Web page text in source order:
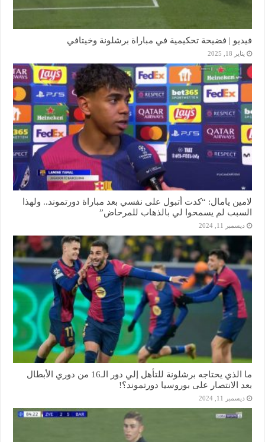
فيديو | فضيحة تحكيمية في مباراة برشلونة وخيتافي
يناير 18, 2025
لامين يامال: “كدت أتبول على نفسي بعد مباراة دورتموند.. ولهذا
السبب لم يسمحوا لي بالذهاب للمرحاض”
ديسمبر 11, 2024
ما الذي يحتاجه برشلونة للتأهل إلي دور الـ16 من دوري الأبطال
بعد الانتصار على بوروسيا دورتموند؟!
ديسمبر 11, 2024